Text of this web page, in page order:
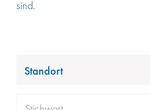
sind.
Standort